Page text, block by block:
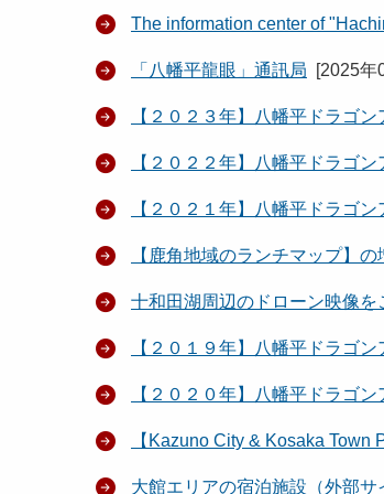
The information center of
「八幡平龍眼」通訊局 [2025年
【２０２３年】八幡平ドラゴ
【２０２２年】八幡平ドラゴ
【２０２１年】八幡平ドラゴ
【鹿角地域のランチマップ】の
十和田湖周辺のドローン映像を
【２０１９年】八幡平ドラゴ
【２０２０年】八幡平ドラゴ
【Kazuno City & Kosaka
大館エリアの宿泊施設（外部サ